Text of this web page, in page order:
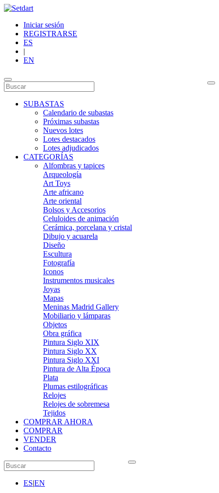
Iniciar sesión
REGISTRARSE
ES
|
EN
SUBASTAS
Calendario de subastas
Próximas subastas
Nuevos lotes
Lotes destacados
Lotes adjudicados
CATEGORÍAS
Alfombras y tapices
Arqueología
Art Toys
Arte africano
Arte oriental
Bolsos y Accesorios
Celuloides de animación
Cerámica, porcelana y cristal
Dibujo y acuarela
Diseño
Escultura
Fotografía
Iconos
Instrumentos musicales
Joyas
Mapas
Meninas Madrid Gallery
Mobiliario y lámparas
Objetos
Obra gráfica
Pintura Siglo XIX
Pintura Siglo XX
Pintura Siglo XXI
Pintura de Alta Época
Plata
Plumas estilográficas
Relojes
Relojes de sobremesa
Tejidos
COMPRAR AHORA
COMPRAR
VENDER
Contacto
ES|EN